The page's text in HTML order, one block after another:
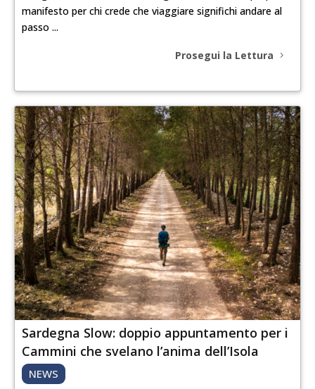
manifesto per chi crede che viaggiare significhi andare al
passo ...
Prosegui la Lettura
Sardegna Slow: doppio appuntamento per i
Cammini che svelano l’anima dell’Isola
NEWS